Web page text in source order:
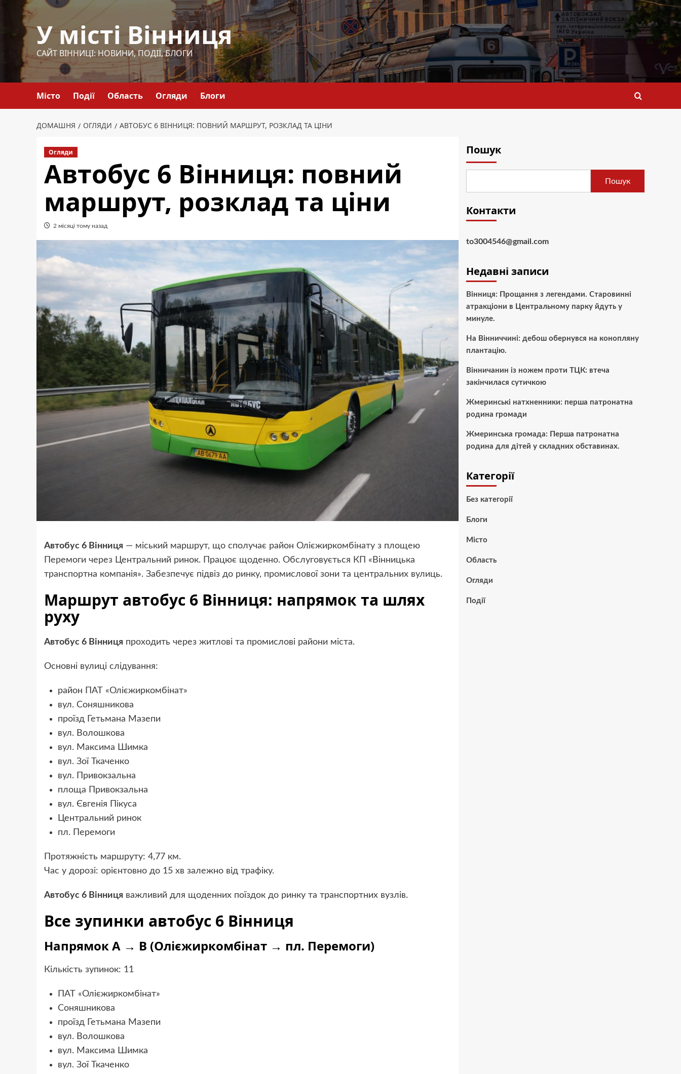
Перейти
У місті Вінниця
САЙТ ВІННИЦІ: НОВИНИ, ПОДІЇ, БЛОГИ
Місто Події Область Огляди Блоги
ДОМАШНЯ ОГЛЯДИ АВТОБУС 6 ВІННИЦЯ: ПОВНИЙ МАРШРУТ, РОЗКЛАД ТА ЦІНИ
Огляди
Автобус 6 Вінниця: повний
маршрут, розклад та ціни
2 місяці тому назад
Автобус 6 Вінниця — міський маршрут, що сполучає район Олієжиркомбінату з площею
Перемоги через Центральний ринок. Працює щоденно. Обслуговується КП «Вінницька
транспортна компанія». Забезпечує підвіз до ринку, промислової зони та центральних вулиць.
Маршрут автобус 6 Вінниця: напрямок та шлях
руху
Автобус 6 Вінниця проходить через житлові та промислові райони міста.
Основні вулиці слідування:
район ПАТ «Олієжиркомбінат»
вул. Соняшникова
проїзд Гетьмана Мазепи
вул. Волошкова
вул. Максима Шимка
вул. Зої Ткаченко
вул. Привокзальна
площа Привокзальна
вул. Євгенія Пікуса
Центральний ринок
пл. Перемоги
Протяжність маршруту: 4,77 км.
Час у дорозі: орієнтовно до 15 хв залежно від трафіку.
Автобус 6 Вінниця важливий для щоденних поїздок до ринку та транспортних вузлів.
Все зупинки автобус 6 Вінниця
Напрямок А → B (Олієжиркомбінат → пл. Перемоги)
Кількість зупинок: 11
ПАТ «Олієжиркомбінат»
Соняшникова
проїзд Гетьмана Мазепи
вул. Волошкова
вул. Максима Шимка
вул. Зої Ткаченко
Пошук
Пошук
Контакти
to3004546@gmail.com
Недавні записи
Вінниця: Прощання з легендами. Старовинні
атракціони в Центральному парку йдуть у
минуле.
На Вінниччині: дебош обернувся на конопляну
плантацію.
Вінничанин із ножем проти ТЦК: втеча
закінчилася сутичкою
Жмеринські натхненники: перша патронатна
родина громади
Жмеринська громада: Перша патронатна
родина для дітей у складних обставинах.
Категорії
Без категорії
Блоги
Місто
Область
Огляди
Події